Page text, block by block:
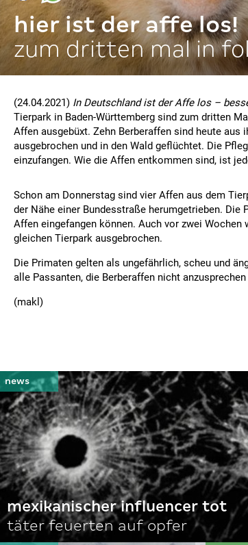
hier ist der affe los!
zum dritten mal in
(24.04.2021) In Deutschland ist der Affe los –
Tierpark in Baden-Württemberg sind zum dritten
Affen ausgebüxt. Zehn Berberaffen sind heute aus
ausgebrochen und in den Wald geflüchtet. Die
einzufangen. Wie die Affen entkommen sind, ist
Schon am Donnerstag sind vier Affen aus dem
der Nähe einer Bundesstraße herumgetrieben. Die
Affen eingefangen können. Auch vor zwei Wochen
gleichen Tierpark ausgebrochen.
Die Primaten gelten als ungefährlich, scheu und
alle Passanten, die Berberaffen nicht
(makl)
mexikanischer influencer tot
täter feuerten auf opfer